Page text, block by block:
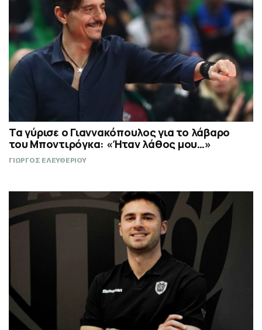
Τα γύρισε ο Γιαννακόπουλος για το λάβαρο
του Μποντιρόγκα: «Ήταν λάθος μου…»
ΓΙΩΡΓΟΣ ΕΛΕΥΘΕΡΙΟΥ